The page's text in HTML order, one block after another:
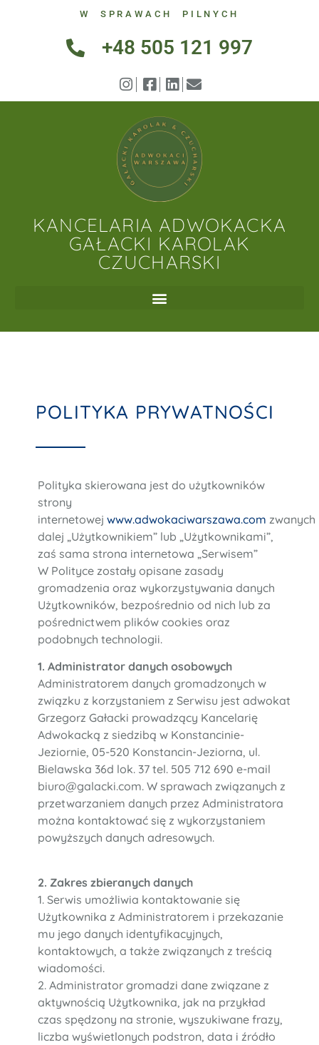
W SPRAWACH PILNYCH
+48 505 121 997
KANCELARIA ADWOKACKA
GAŁACKI KAROLAK
CZUCHARSKI
POLITYKA PRYWATNOŚCI
Polityka skierowana jest do użytkowników
strony
internetowej www.adwokaciwarszawa.com zwanych
dalej „Użytkownikiem” lub „Użytkownikami”,
zaś sama strona internetowa „Serwisem”
W Polityce zostały opisane zasady
gromadzenia oraz wykorzystywania danych
Użytkowników, bezpośrednio od nich lub za
pośrednictwem plików cookies oraz
podobnych technologii.
1. Administrator danych osobowych
Administratorem danych gromadzonych w
związku z korzystaniem z Serwisu jest adwokat
Grzegorz Gałacki prowadzący Kancelarię
Adwokacką z siedzibą w Konstancinie-
Jeziornie, 05-520 Konstancin-Jeziorna, ul.
Bielawska 36d lok. 37 tel. 505 712 690 e-mail
biuro@galacki.com. W sprawach związanych z
przetwarzaniem danych przez Administratora
można kontaktować się z wykorzystaniem
powyższych danych adresowych.
2. Zakres zbieranych danych
1. Serwis umożliwia kontaktowanie się
Użytkownika z Administratorem i przekazanie
mu jego danych identyfikacyjnych,
kontaktowych, a także związanych z treścią
wiadomości.
2. Administrator gromadzi dane związane z
aktywnością Użytkownika, jak na przykład
czas spędzony na stronie, wyszukiwane frazy,
liczba wyświetlonych podstron, data i źródło